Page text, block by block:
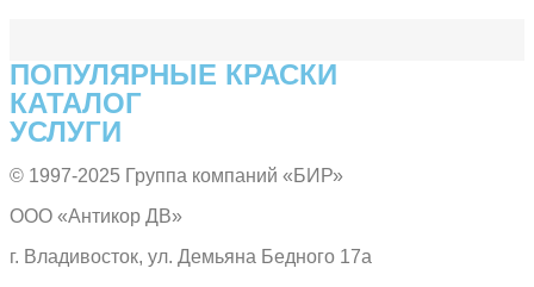
ПОПУЛЯPНЫЕ КРАСКИ
КАТАЛОГ
УСЛУГИ
© 1997-2025 Группа компаний «БИР»
ООО «Антикор ДВ»
г. Владивосток, ул. Демьяна Бедного 17а